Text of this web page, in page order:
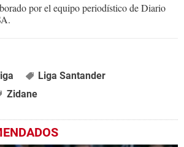
por el equipo periodístico de Diario
Liga Santander
Zidane